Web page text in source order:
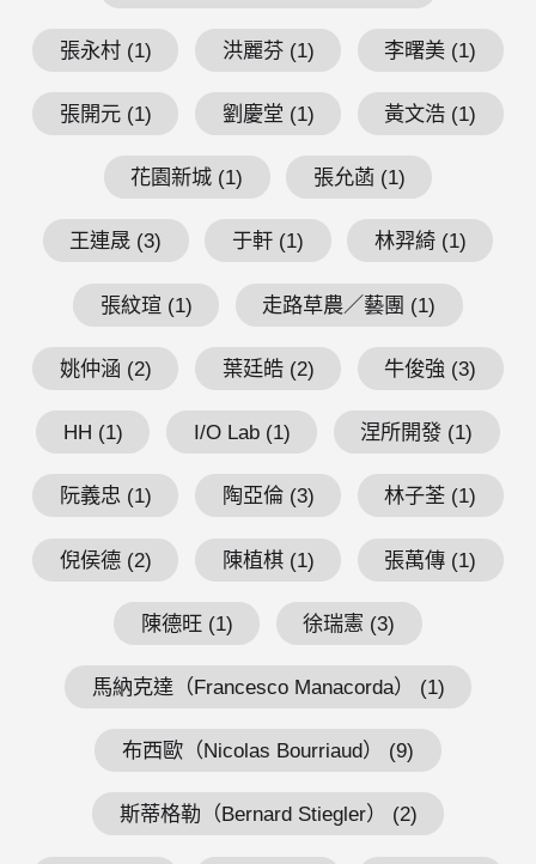
張永村 (1) 洪麗芬 (1) 李曙美 (1)
張開元 (1) 劉慶堂 (1) 黃文浩 (1)
花園新城 (1) 張允菡 (1)
王連晟 (3) 于軒 (1) 林羿綺 (1)
張紋瑄 (1) 走路草農／藝團 (1)
姚仲涵 (2) 葉廷皓 (2) 牛俊強 (3)
HH (1) I/O Lab (1) 涅所開發 (1)
阮義忠 (1) 陶亞倫 (3) 林子荃 (1)
倪侯德 (2) 陳植棋 (1) 張萬傳 (1)
陳德旺 (1) 徐瑞憲 (3)
馬納克達（Francesco Manacorda） (1)
布西歐（Nicolas Bourriaud） (9)
斯蒂格勒（Bernard Stiegler） (2)